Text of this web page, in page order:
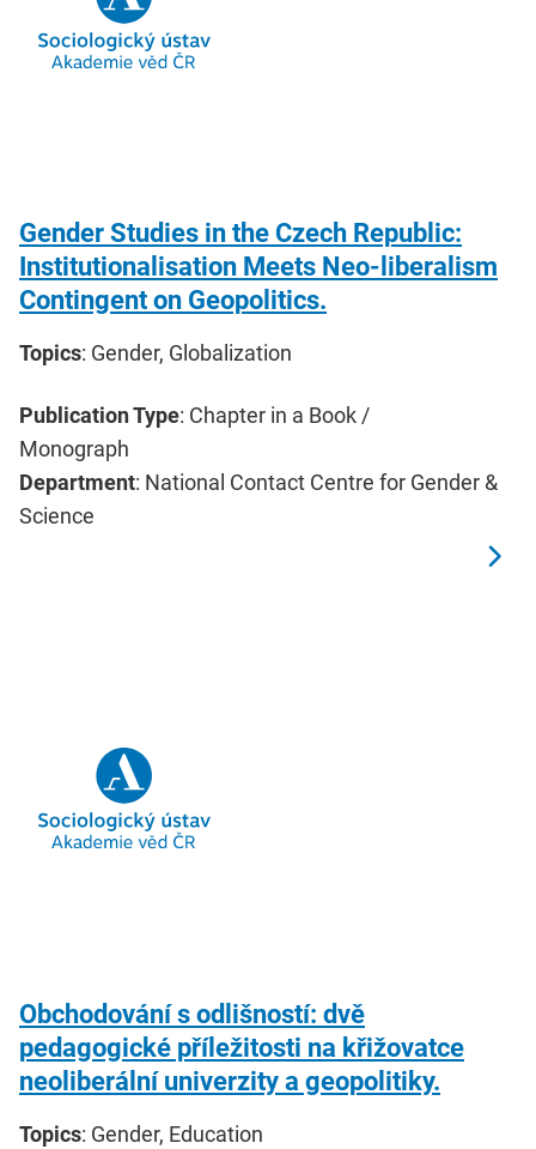
Gender Studies in the Czech Republic:
Institutionalisation Meets Neo-liberalism
Contingent on Geopolitics.
Topics: Gender, Globalization
Publication Type: Chapter in a Book /
Monograph
Department: National Contact Centre for Gender &
Science
Obchodování s odlišností: dvě
pedagogické příležitosti na křižovatce
neoliberální univerzity a geopolitiky.
Topics: Gender, Education